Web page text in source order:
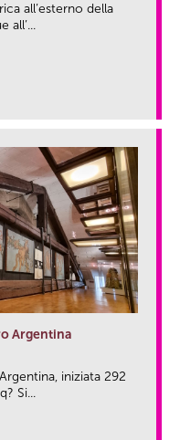
all’esterno della
all’...
Argentina
iniziata 292
Si...